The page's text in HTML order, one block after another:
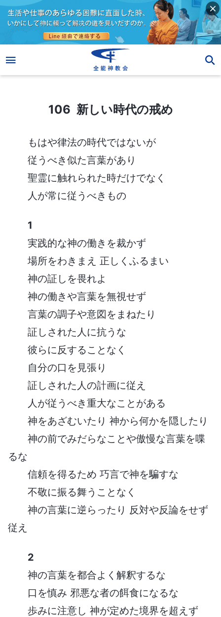
106 新しい時代の戒め
もはや律法の時代ではないが
従うべき似た言葉があり
聖霊に触れられた時だけでなく
人が常に従うべきもの
1
実践的な神の働きを裁かず
場所をわきまえ 正しくふるまい
神の証しを畏れよ
神の働きや言葉を無視せず
言葉の調子や意図をまねたり
証しされた人に抗うな
彼らに反することなく
自分の口を見張り
証しされた人の計画に従え
人が従うべき重大なことがある
神をあざむいたり 神から何かを隠したり
神の前でみだらなことや傲慢な言葉を喋
るな
信頼を得るため 巧言で神を騙すな
不敬に振る舞うことなく
神の言葉に逆らったり 反対や反論をせず
従え
2
神の言葉を都合よく解釈するな
口を慎み 邪悪な者の餌食になるな
歩みに注意し 神が定めた境界を超えず